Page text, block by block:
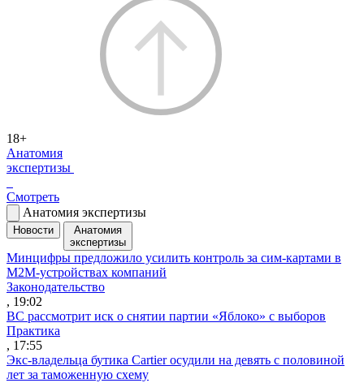
18+
Анатомия
экспертизы
Смотреть
Анатомия экспертизы
Новости
Анатомия
экспертизы
Минцифры предложило усилить контроль за сим-картами в
M2M-устройствах компаний
Законодательство
, 19:02
ВС рассмотрит иск о снятии партии «Яблоко» с выборов
Практика
, 17:55
Экс-владельца бутика Cartier осудили на девять с половиной
лет за таможенную схему